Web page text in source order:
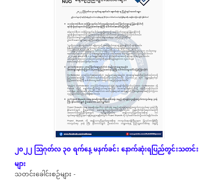
၂၀၂၂သြဂုတ်လ၃၀ရက်နေ့မနက်ခင်းနောက်ဆုံးရပြည်တွင်းသတင်း
များ
သတင်းခေါင်းစဉ်များ -